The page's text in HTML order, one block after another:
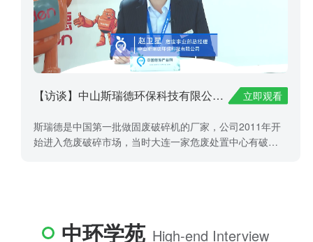
【访谈】中山斯瑞德环保科技有限公司——赵卫星 立即观看
斯瑞德是中国第一批做固废破碎机的厂家，公司2011年开
始进入危废破碎市场，当时大连一家危废处置中心有破碎
中环学苑 High-end Interview